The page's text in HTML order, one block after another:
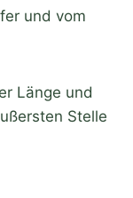
und vom
Länge und
Stelle